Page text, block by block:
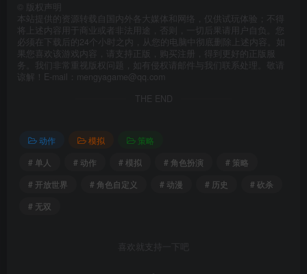
版权声明
本站提供的资源转载自国内外各大媒体和网络，仅供试玩体验；不得
将上述内容用于商业或者非法用途，否则，一切后果请用户自负。您
必须在下载后的24个小时之内，从您的电脑中彻底删除上述内容。如
果您喜欢该游戏内容，请支持正版，购买注册，得到更好的正版服
务。我们非常重视版权问题，如有侵权请邮件与我们联系处理。敬请
谅解！E-mail：mengyagame@qq.com
THE END
动作 模拟
策略
# 单人
# 动作 # 模拟 # 角色扮演
# 策略
# 开放世界
# 角色自定义 # 动漫 # 历史
# 砍杀
# 无双
喜欢就支持一下吧